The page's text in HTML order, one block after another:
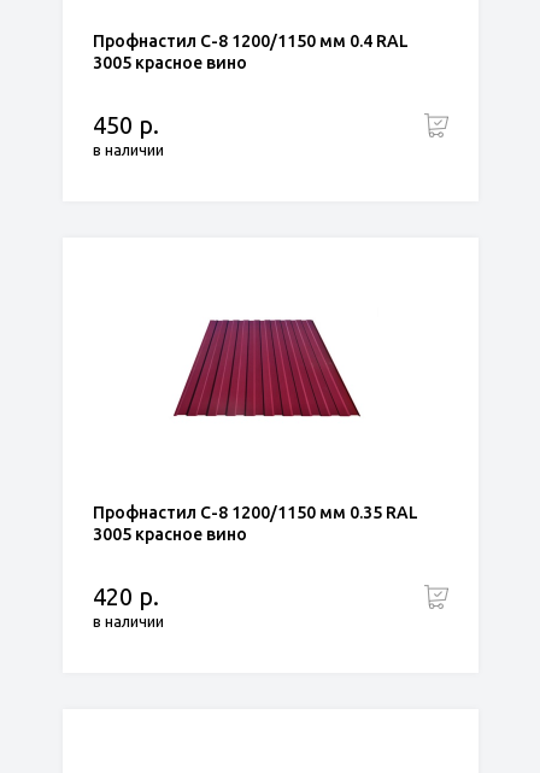
Профнастил С-8 1200/1150 мм 0.4 RAL
3005 красное вино
450 р.
в наличии
Профнастил С-8 1200/1150 мм 0.35 RAL
3005 красное вино
420 р.
в наличии